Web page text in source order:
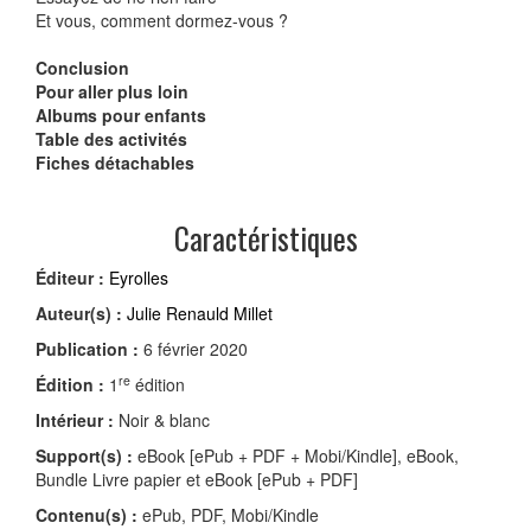
Et vous, comment dormez-vous ?
Conclusion
Pour aller plus loin
Albums pour enfants
Table des activités
Fiches détachables
Caractéristiques
Éditeur : Eyrolles
Auteur(s) : Julie Renauld Millet
Publication : 6 février 2020
Édition : 1 re édition
Intérieur : Noir & blanc
Support(s) : eBook [ePub + PDF + Mobi/Kindle], eBook,
Bundle Livre papier et eBook [ePub + PDF]
Contenu(s) : ePub, PDF, Mobi/Kindle